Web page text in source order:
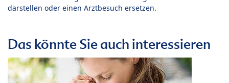
darstellen oder einen Arztbesuch ersetzen.
Das könnte Sie auch interessieren